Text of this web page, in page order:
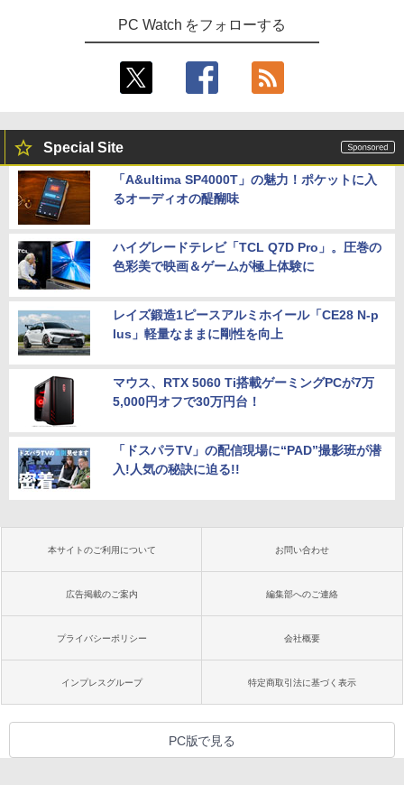
PC Watch をフォローする
Special Site
「A&ultima SP4000T」の魅力！ポケットに入
るオーディオの醍醐味
ハイグレードテレビ「TCL Q7D Pro」。圧巻の
色彩美で映画＆ゲームが極上体験に
レイズ鍛造1ピースアルミホイール「CE28 N-p
lus」軽量なままに剛性を向上
マウス、RTX 5060 Ti搭載ゲーミングPCが7万
5,000円オフで30万円台！
「ドスパラTV」の配信現場に“PAD”撮影班が潜
入!人気の秘訣に迫る!!
本サイトのご利用について お問い合わせ
広告掲載のご案内 編集部へのご連絡
プライバシーポリシー 会社概要
インプレスグループ 特定商取引法に基づく表示
PC版で見る